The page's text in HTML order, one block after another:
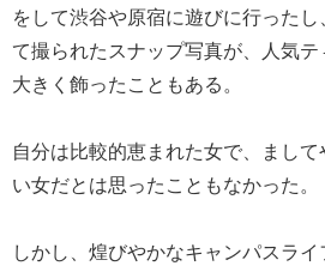
をして渋谷や原宿に遊びに行った
て撮られたスナップ写真が、人気
大きく飾ったこともある。
自分は比較的恵まれた女で、まし
い女だとは思ったこともなかった。
しかし、煌びやかなキャンパスラ